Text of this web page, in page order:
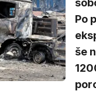
Po
še